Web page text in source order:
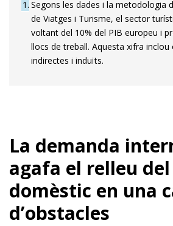
1 Segons les dades i la metodologia
de Viatges i Turisme, el sector
voltant del 10% del PIB europeu i
llocs de treball. Aquesta xifra
indirectes i induïts.
La demanda
agafa el relleu
domèstic en una
d’obstacles